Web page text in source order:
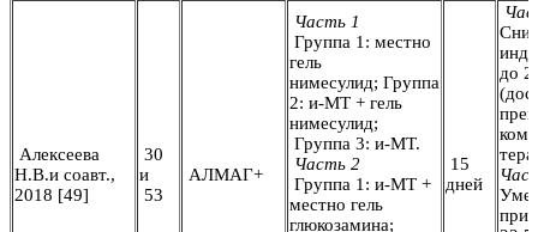
Алексеева
Н.В.и соавт.,
2018 [49]
30
и
53
АЛМАГ+
Часть 1
Группа 1: местно
гель
нимесулид; Группа
2: и-МТ + гель
нимесулид;
Группа 3: и-МТ.
Часть 2
Группа 1: и-МТ +
местно гель
глюкозамина;
15
дней
до
при